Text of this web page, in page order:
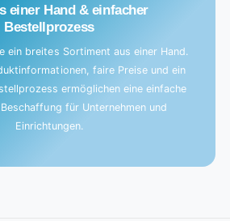
einer Hand & einfacher
Bestellprozess
ein breites Sortiment aus einer Hand.
faire Preise und ein
ermöglichen eine einfache
für Unternehmen und
Einrichtungen.